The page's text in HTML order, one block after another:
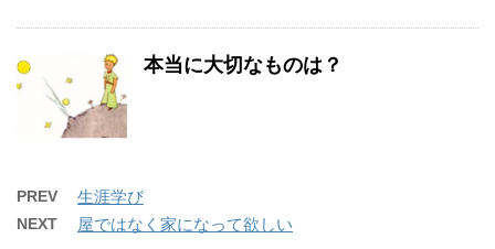
本当に大切なものは？
PREV 生涯学び
NEXT 屋ではなく家になって欲しい